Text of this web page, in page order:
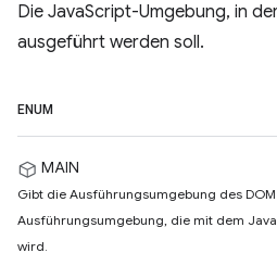
Die JavaScript-Umgebung, in
ausgeführt werden soll.
ENUM
MAIN
Gibt die Ausführungsumgebung des
Ausführungsumgebung, die mit dem
wird.